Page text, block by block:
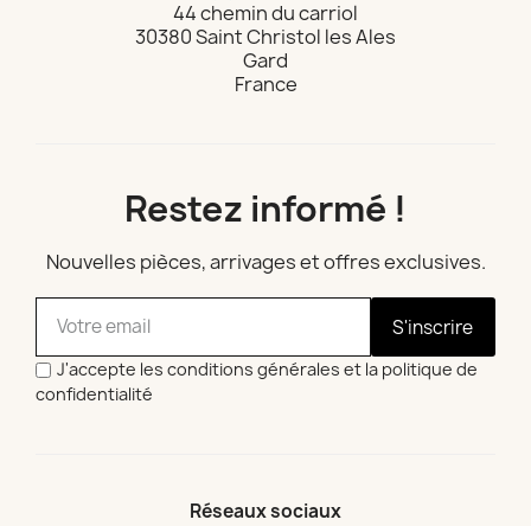
44 chemin du carriol
30380 Saint Christol les Ales
Gard
France
Restez informé !
Nouvelles pièces, arrivages et offres exclusives.
S'inscrire
J'accepte les conditions générales et la politique de
confidentialité
Réseaux sociaux